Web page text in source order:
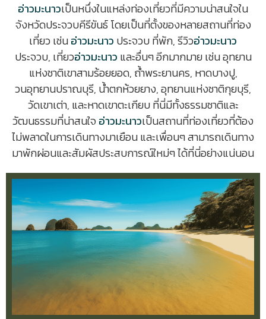
อ่าวมะนาวเป็นหนึ่งในแหล่งท่องเที่ยวที่มีความน่าสนใจใน
จังหวัดประจวบคีรีขันธ์ โดยเป็นที่ตั้งของหลายสถานที่ท่อง
เที่ยว เช่นอ่าวมะนาว ประจวบ ที่พัก, รีวิวอ่าวมะนาว
ประจวบ, เที่ยวอ่าวมะนาว และอื่นๆ อีกมากมาย เช่น อุทยาน
แห่งชาติเขาสามร้อยยอด, ถ้ำพระยานคร, หาดบางปู,
วนอุทยานปราณบุรี, น้ำตกห้วยยาง, อุทยานแห่งชาติกุยบุรี,
วัดเขาเต่า, และหาดเขาตะเกียบ ที่นี่มีทั้งธรรมชาติและ
วัฒนธรรมที่น่าสนใจ อ่าวมะนาวเป็นสถานที่ท่องเที่ยวที่ต้อง
ไม่พลาดในการเดินทางมาเยือน และเพื่อนๆ สามารถเดินทาง
มาพักผ่อนและสัมผัสประสบการณ์ใหม่ๆ ได้ที่นี่อย่างแน่นอน